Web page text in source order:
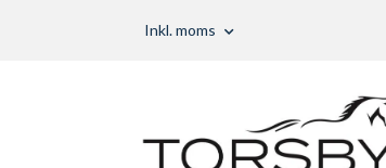
Inkl. moms